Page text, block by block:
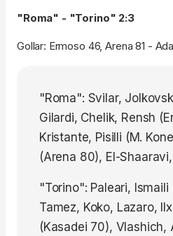
"Roma" - "Torino" 2:3
Gollar: Ermoso 46, Arena 81 -
"Roma": Svilar,
Gilardi, Chelik, Rensh
Kristante, Pisilli (M.
(Arena 80), El-
"Torino": Paleari,
Tamez, Koko, Lazaro,
(Kasadei 70), Vlashich,